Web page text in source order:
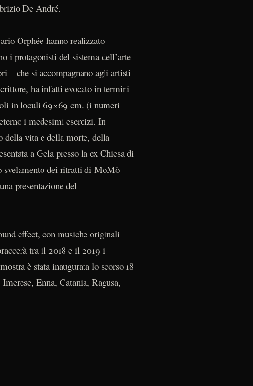
De André.
Orphée hanno realizzato
i protagonisti del sistema dell’arte
– che si accompagnano agli artisti
ha infatti evocato in termini
in loculi 69×69 cm. (i numeri
i medesimi esercizi. In
della vita e della morte, della
a Gela presso la ex Chiesa di
svelamento dei ritratti di MoMò
presentazione del
effect, con musiche originali
tra il 2018 e il 2019 i
è stata inaugurata lo scorso 18
Enna, Catania, Ragusa,